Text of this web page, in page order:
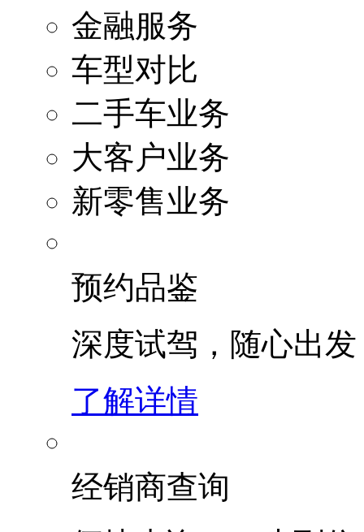
金融服务
车型对比
二手车业务
大客户业务
新零售业务
预约品鉴
深度试驾，随心出发
了解详情
经销商查询